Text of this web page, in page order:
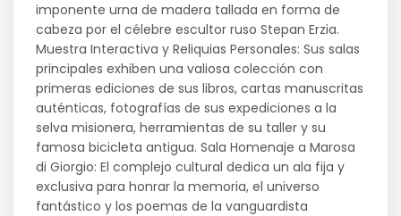
imponente urna de madera tallada en forma de
cabeza por el célebre escultor ruso Stepan Erzia.
Muestra Interactiva y Reliquias Personales: Sus salas
principales exhiben una valiosa colección con
primeras ediciones de sus libros, cartas manuscritas
auténticas, fotografías de sus expediciones a la
selva misionera, herramientas de su taller y su
famosa bicicleta antigua. Sala Homenaje a Marosa
di Giorgio: El complejo cultural dedica un ala fija y
exclusiva para honrar la memoria, el universo
fantástico y los poemas de la vanguardista